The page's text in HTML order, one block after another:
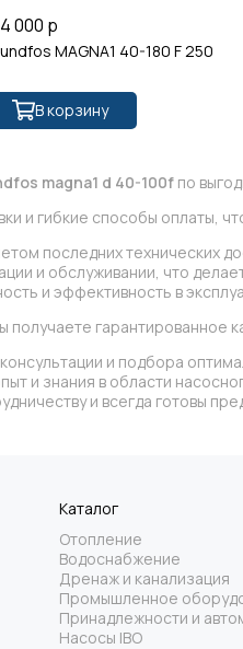
000 р
MAGNA1 40-180 F 250
В корзину
magna1 d 40-100f по
и гибкие способы оплаты,
последних технических
и обслуживании, что
и эффективность в
получаете гарантированное
и подбора
и знания в области
и всегда готовы
Каталог
Отопление
Водоснабжение
Дренаж и канализация
Промышленное
Принадлежности и
Насосы IBO